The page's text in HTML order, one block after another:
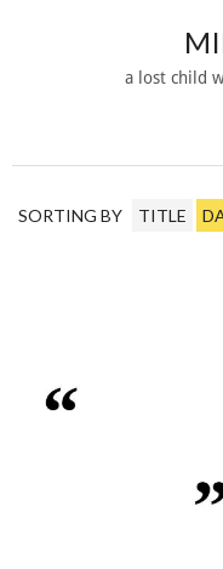
a lost child
SORTING BY TITLE